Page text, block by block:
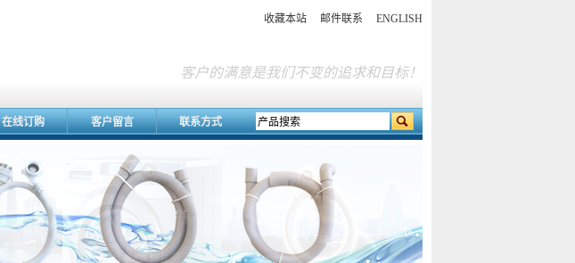
收藏本站 邮件联系 ENGLISH
客户的满意是我们不变的追求和目标！
在线订购 客户留言 联系方式